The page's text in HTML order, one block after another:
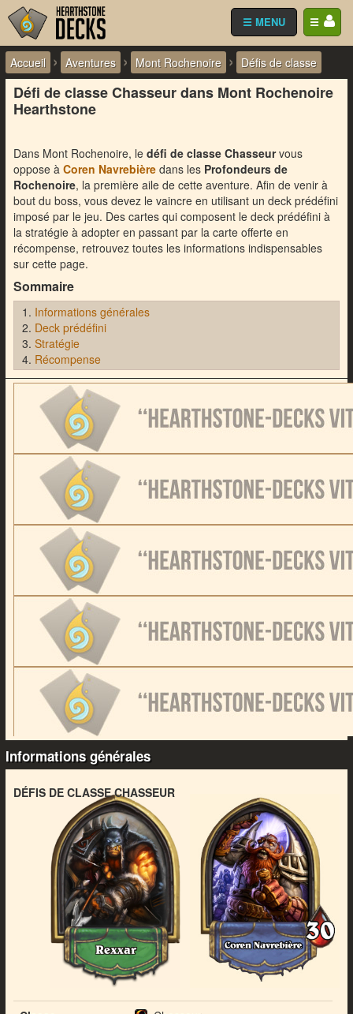
☰
☰ MENU
Accueil › Aventures › Mont Rochenoire › Défis de classe
Défi de classe Chasseur dans Mont Rochenoire
Hearthstone
Dans Mont Rochenoire, le défi de classe Chasseurvous
oppose à Coren Navrebièredans les Profondeurs de
Rochenoire, la première aile de cette aventure. Afin de venir à
bout du boss, vous devez le vaincre en utilisant un deck prédéfini
imposé par le jeu. Des cartes qui composent le deck prédéfini à
la stratégie à adopter en passant par la carte offerte en
récompense, retrouvez toutes les informations indispensables
sur cette page.
Sommaire
Informations générales
Deck prédéfini
Stratégie
Récompense
Informations générales
DÉFIS DE CLASSE CHASSEUR